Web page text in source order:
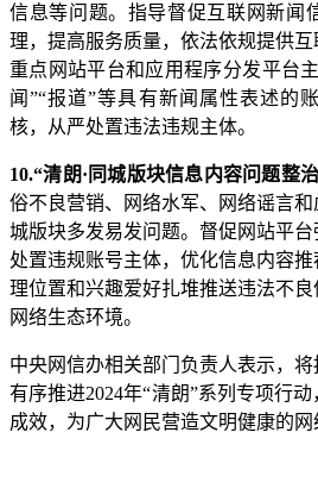
信息等问题。指导督促互联网新闻
理，提高服务质量，依法依规提供
重点网站平台和应用程序分发平台
闻”“报道”等具有新闻属性表述的
核，从严处置违法违规主体。
10.“清朗·同城版块信息内容问题整
俗不良营销、网络水军、网络谣言
城版块多发易发问题。督促网站平
处置违规账号主体，优化信息内容
理位置和兴趣爱好扎堆推送违法不
网络生态环境。
中央网信办相关部门负责人表示，
有序推进2024年“清朗”系列专项行
成效，为广大网民营造文明健康的网